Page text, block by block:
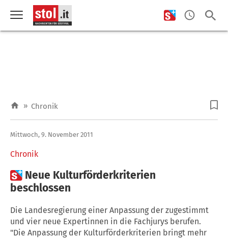
» Chronik
Chronik
Mittwoch, 9. November 2011
 Neue Kulturförderkriterien
beschlossen
Die Landesregierung einer Anpassung der zugestimmt
und vier neue Expertinnen in die Fachjurys berufen.
"Die Anpassung der Kulturförderkriterien bringt mehr